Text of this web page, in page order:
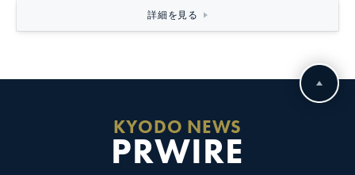
詳細を見る
KYODO NEWS
PRWIRE